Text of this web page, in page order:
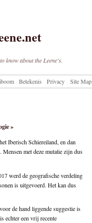
know about the Leene's.
Betekenis Privacy Site Map
»
Iberisch Schiereiland, en dan
met deze mutatie zijn dus
werd de geografische verdeling
is uitgevoerd. Het kan dus
de hand liggende suggestie is
echter een vrij recente